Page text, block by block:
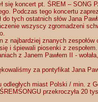
się koncert pt. ŚREM – SONG
Podczas tego koncertu
tych ostatnich słów Jana
wszyscy zgromadzeni
z najbardziej znanych
i śpiewali piosenki z
z Janem Pawłem II -
za pontyfikat Jana
miast Polski / min. z
przekroczyła 20